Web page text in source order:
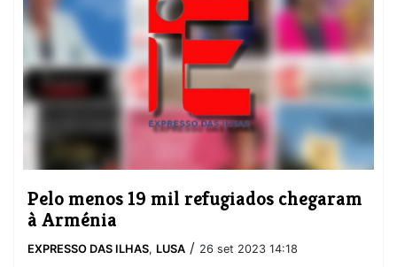
Pelo menos 19 mil refugiados chegaram
à Arménia
EXPRESSO DAS ILHAS, LUSA / 26 set 2023 14:18